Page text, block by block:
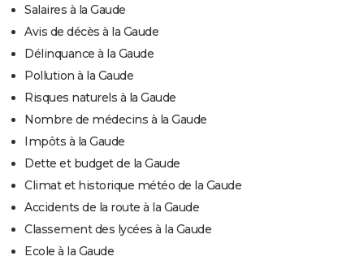
Salaires à la Gaude
Avis de décès à la Gaude
Délinquance à la Gaude
Pollution à la Gaude
Risques naturels à la Gaude
Nombre de médecins à la Gaude
Impôts à la Gaude
Dette et budget de la Gaude
Climat et historique météo de la Gaude
Accidents de la route à la Gaude
Classement des lycées à la Gaude
Ecole à la Gaude